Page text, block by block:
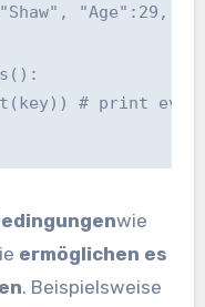
"Age":29,
# print every
wie
ermöglichen es
. Beispielsweise